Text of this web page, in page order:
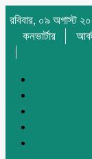
রবিবার, ০৯ অগাস্ট
কনভার্টার